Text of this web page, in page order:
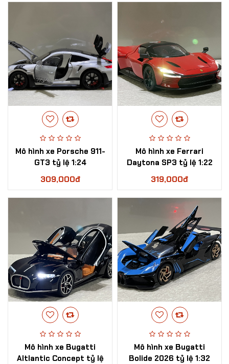
​Mô hình xe Porsche 911-
GT3 tỷ lệ 1:24
309,000đ
​Mô hình xe Ferrari
Daytona SP3 tỷ lệ 1:22
319,000đ
Mô hình xe Bugatti
Altlantic Concept tỷ lệ
​Mô hình xe Bugatti
Bolide 2026 tỷ lệ 1:32